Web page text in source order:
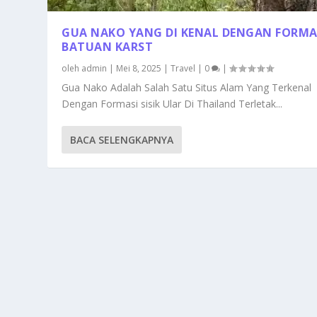
GUA NAKO YANG DI KENAL DENGAN
BATUAN KARST
oleh admin | Mei 8, 2025 |Travel | 0 |
Gua Nako Adalah Salah Satu Situs Alam Yang Terkenal
Dengan Formasi sisik Ular Di Thailand Terletak...
BACA SELENGKAPNYA